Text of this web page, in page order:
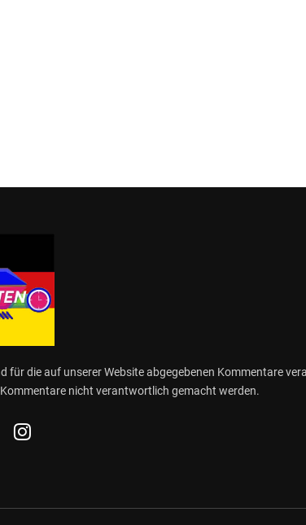
für die auf unserer Website abgegebenen Kommentare
nicht verantwortlich gemacht werden.